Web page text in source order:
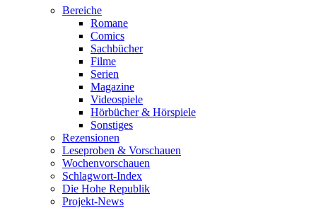
Bereiche
Romane
Comics
Sachbücher
Filme
Serien
Magazine
Videospiele
Hörbücher & Hörspiele
Sonstiges
Rezensionen
Leseproben & Vorschauen
Wochenvorschauen
Schlagwort-Index
Die Hohe Republik
Projekt-News